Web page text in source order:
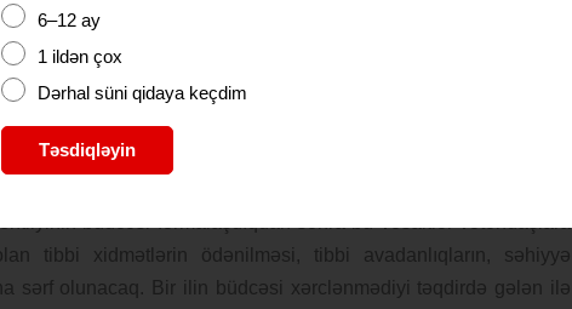
hissəsindən 0,5 faiz miqdarında icbari tibbi sığorta haqqının
əhali, təqaüdçülər, şagirdlər, əyani təhsil alan tələbələr, sosial
ilə məşğul olan şəxslər (fərdi və qrup şəkildə çalışan
aldığı zaman isə vətəndaşlar üçün yalnız öz paylarına
deyil. Vətəndaş zəruri olduğu halda limit qoyulmadan bu
büdcəsi formalaşdıqdan sonra bu vəsaitlər vətəndaşlara
tibbi xidmətlərin ödənilməsi, tibbi avadanlıqların, səhiyyə
sərf olunacaq. Bir ilin büdcəsi xərclənmədiyi təqdirdə gələn ilə
6–12 ay
1 ildən çox
Dərhal süni qidaya keçdim
Təsdiqləyin